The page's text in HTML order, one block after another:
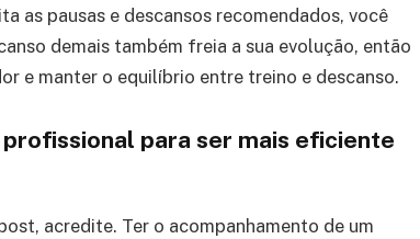
as pausas e descansos recomendados, você
demais também freia a sua evolução, então
e manter o equilíbrio entre treino e descanso.
profissional para ser mais eficiente
acredite. Ter o acompanhamento de um